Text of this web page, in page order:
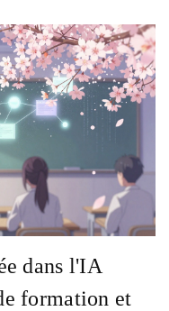
dans l'IA
formation et